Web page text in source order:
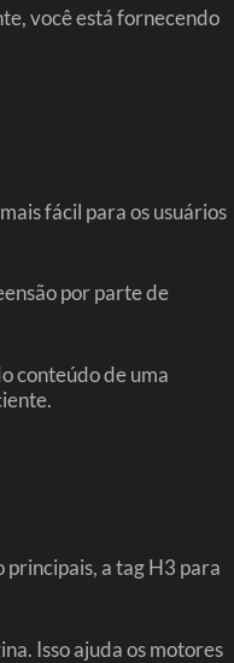
você está fornecendo
fácil para os usuários
por parte de
conteúdo de uma
principais, a tag H3 para
Isso ajuda os motores